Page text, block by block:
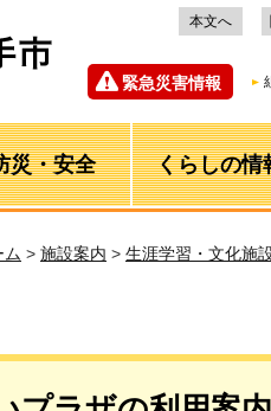
本文へ
緊急災害情報
災・安全 くらしの情
ム > 施設案内 > 生涯学習・文化施